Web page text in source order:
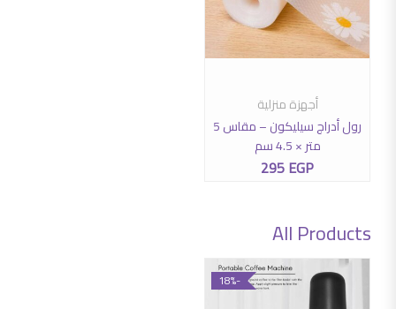
إضافة إلى السلة
أجهزة منزلية
رول أدراج سيليكون – مقاس 5
متر × 4.5 سم
295EGP
All Products
-18%